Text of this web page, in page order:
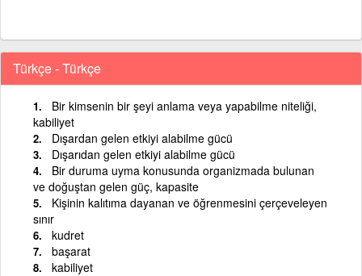
Türkçe - Türkçe
Bir kimsenin bir şeyi anlama veya yapabilme niteliği,
kabiliyet
Dışardan gelen etkiyi alabilme gücü
Dışarıdan gelen etkiyi alabilme gücü
Bir duruma uyma konusunda organizmada bulunan
ve doğuştan gelen güç, kapasite
Kişinin kalıtıma dayanan ve öğrenmesini çerçeveleyen
sınır
kudret
başarat
kabiliyet